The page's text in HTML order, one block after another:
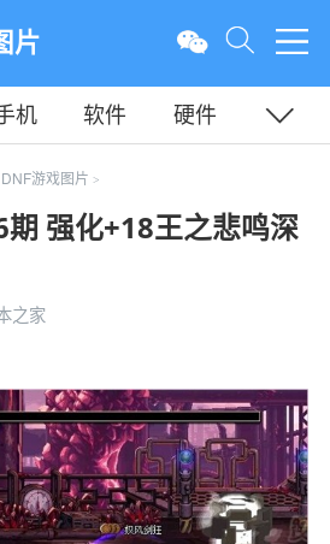
片
机 软件
硬件
器
DNF游戏图片 >
强化+18王之悲鸣深
之家